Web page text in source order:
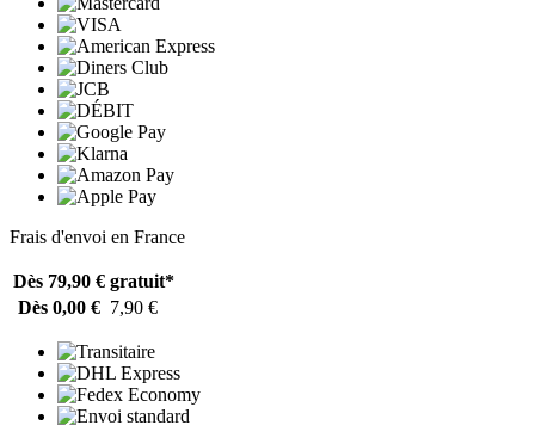
Frais d'envoi en France
Dès 79,90 € gratuit*
Dès 0,00 € 7,90 €